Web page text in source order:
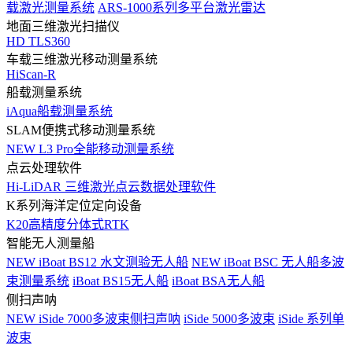
载激光测量系统 ARS-1000系列多平台激光雷达
地面三维激光扫描仪
HD TLS360
车载三维激光移动测量系统
HiScan-R
船载测量系统
iAqua船载测量系统
SLAM便携式移动测量系统
NEW L3 Pro全能移动测量系统
点云处理软件
Hi-LiDAR 三维激光点云数据处理软件
K系列海洋定位定向设备
K20高精度分体式RTK
智能无人测量船
NEW iBoat BS12 水文测验无人船 NEW iBoat BSC 无人船多波
束测量系统 iBoat BS15无人船 iBoat BSA无人船
侧扫声呐
NEW iSide 7000多波束侧扫声呐 iSide 5000多波束 iSide 系列单
波束